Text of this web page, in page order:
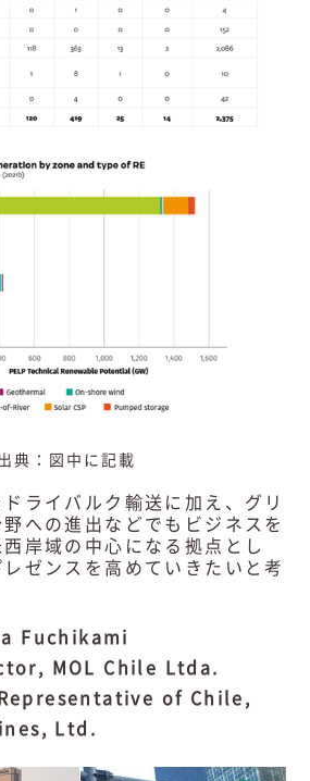
典：図中に記載
ライバルク輸送に加え、グリ
への進出などでもビジネスを
岸域の中心になる拠点とし
ゼンスを高めていきたいと考
Fuchikami
MOL Chile Ltda.
of Chile,
Ltd.